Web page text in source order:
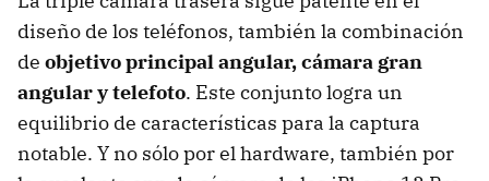
diseño de los teléfonos, también la combinación
de objetivo principal angular, cámara gran
angular y telefoto. Este conjunto logra un
equilibrio de características para la captura
notable. Y no sólo por el hardware, también por